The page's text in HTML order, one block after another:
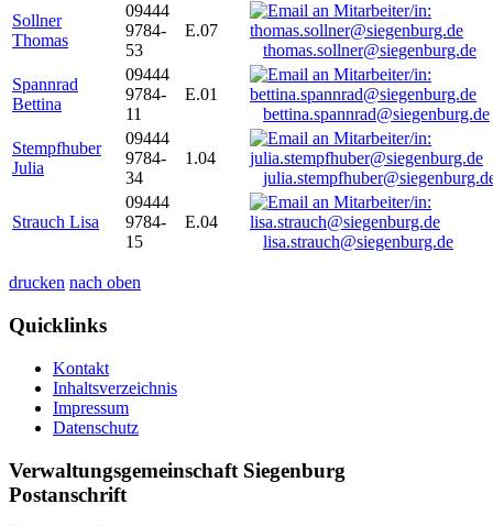
Sollner
Thomas
09444
9784-
53
E.07
thomas.sollner@siegenburg.de
Spannrad
Bettina
09444
9784-
11
E.01
bettina.spannrad@siegenburg.de
Stempfhuber
Julia
09444
9784-
34
1.04
Strauch Lisa
09444
9784-
15
E.04
lisa.strauch@siegenburg.de
drucken nach oben
Quicklinks
Kontakt
Inhaltsverzeichnis
Impressum
Datenschutz
Verwaltungsgemeinschaft Siegenburg
Postanschrift